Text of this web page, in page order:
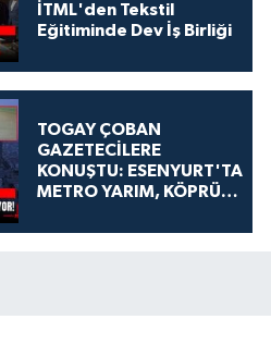
İTML'den Tekstil
Eğitiminde Dev İş Birliği
TOGAY ÇOBAN
GAZETECİLERE
KONUŞTU: ESENYURT'TA
METRO YARIM, KÖPRÜ
KOKUYOR!